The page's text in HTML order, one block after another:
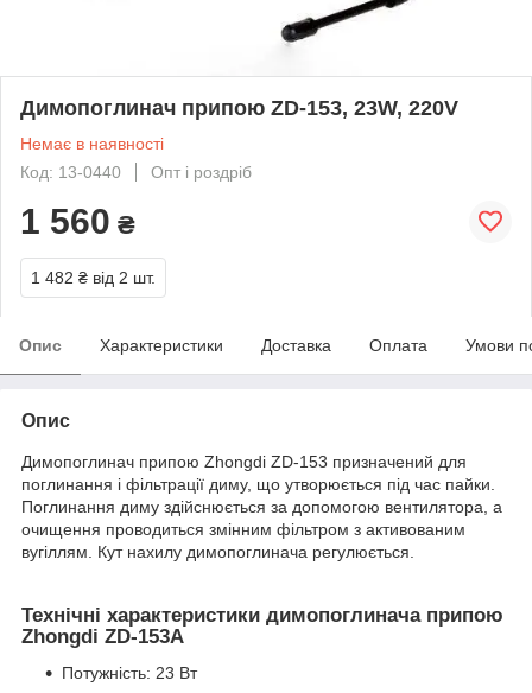
Димопоглинач припою ZD-153, 23W, 220V
Немає в наявності
Код: 13-0440
Опт і роздріб
1 560 ₴
1 482 ₴ від 2 шт.
Опис Характеристики Доставка Оплата Умови
Опис
Димопоглинач припою Zhongdi ZD-153 призначений для
поглинання і фільтрації диму, що утворюється під час пайки.
Поглинання диму здійснюється за допомогою вентилятора, а
очищення проводиться змінним фільтром з активованим
вугіллям. Кут нахилу димопоглинача регулюється.
Технічні характеристики димопоглинача припою
Zhongdi ZD-153A
Потужність: 23 Вт